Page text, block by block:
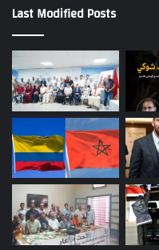
Last Modified Posts